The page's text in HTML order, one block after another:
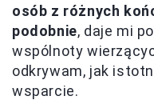
osób z różnych
podobnie, daje mi
wspólnoty
odkrywam, jak
wsparcie.